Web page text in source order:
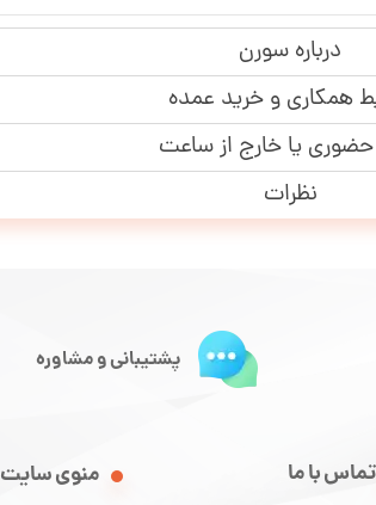
درباره سورن
همکاری و خرید عمده
یا خارج از ساعت
نظرات
منوی سایت تماس با ما
پشتیبانی و مشاوره